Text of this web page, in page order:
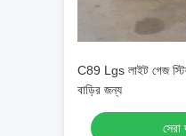
C89 Lgs লাইট গেজ স্টিল
বাড়ির জন্য
সেরা